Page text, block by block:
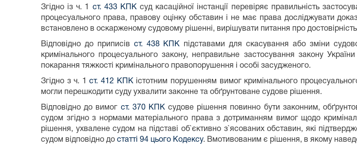
Згідно із ч. 1 ст. 433 КПК суд касаційної інстанції перевіряє правильність
процесуального права, правову оцінку обставин і не має права досліджувати
встановлено в оскарженому судовому рішенні, вирішувати питання про
Відповідно до приписів ст. 438 КПК
підставами для скасування або зміни
кримінального процесуального закону, неправильне застосування закону
покарання тяжкості кримінального правопорушення і особі засудженого.
Згідно з ч. 1ст. 412 КПК істотним порушенням вимог кримінального
могли перешкодити суду ухвалити законне та обґрунтоване судове рішення.
Відповідно до вимог ст. 370 КПК судове рішення повинно бути законним,
судом згідно з нормами матеріального права з дотриманням вимог щодо
рішення, ухвалене судом на підставі об`єктивно з`ясованих обставин, які
судом відповідно до статті 94 цього Кодексу. Вмотивованим є рішення, в якому